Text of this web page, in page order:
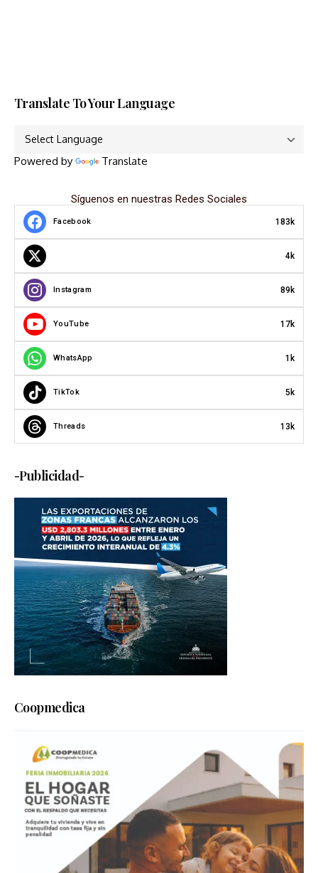
Translate To Your Language
Powered by Translate
Síguenos en nuestras Redes Sociales
Facebook 183k
4k
Instagram 89k
YouTube 17k
WhatsApp 1k
TikTok 5k
Threads 13k
-Publicidad-
Coopmedica